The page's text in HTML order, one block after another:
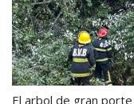
El arbol de gran